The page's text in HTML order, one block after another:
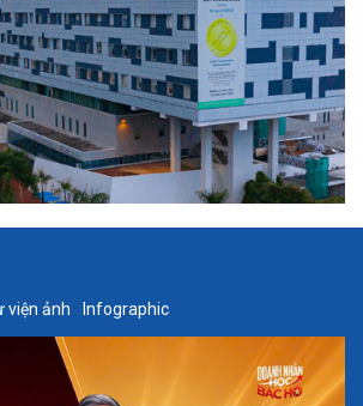
viện ảnh Infographic